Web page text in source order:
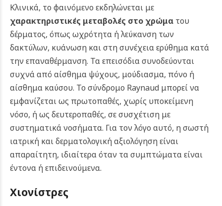
Κλινικά, το φαινόμενο εκδηλώνεται με
χαρακτηριστικές μεταβολές στο χρώμα του
δέρματος, όπως ωχρότητα ή λεύκανση των
δακτύλων, κυάνωση και στη συνέχεια ερύθημα κατά
την επαναθέρμανση. Τα επεισόδια συνοδεύονται
συχνά από αίσθημα ψύχους, μούδιασμα, πόνο ή
αίσθημα καύσου. Το σύνδρομο Raynaud μπορεί να
εμφανίζεται ως πρωτοπαθές, χωρίς υποκείμενη
νόσο, ή ως δευτεροπαθές, σε συσχέτιση με
συστηματικά νοσήματα. Για τον λόγο αυτό, η σωστή
ιατρική και δερματολογική αξιολόγηση είναι
απαραίτητη, ιδιαίτερα όταν τα συμπτώματα είναι
έντονα ή επιδεινούμενα.
Χιονίστρες